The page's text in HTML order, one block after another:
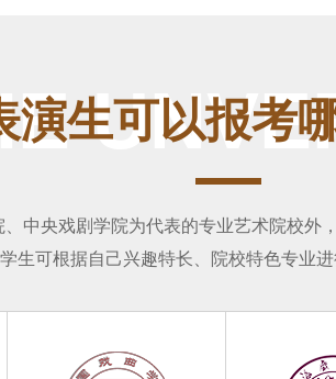
演生可以报考
中央戏剧学院为代表的专业艺术院校外
学生可根据自己兴趣特长、院校特色专业进